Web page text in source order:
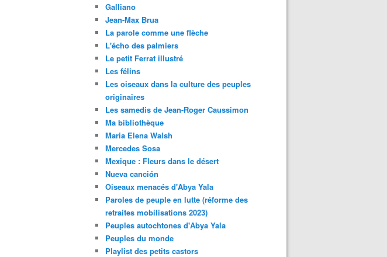
Galliano
Jean-Max Brua
La parole comme une flèche
L'écho des palmiers
Le petit Ferrat illustré
Les félins
Les oiseaux dans la culture des peuples
originaires
Les samedis de Jean-Roger Caussimon
Ma bibliothèque
Maria Elena Walsh
Mercedes Sosa
Mexique : Fleurs dans le désert
Nueva canción
Oiseaux menacés d'Abya Yala
Paroles de peuple en lutte (réforme des
retraites mobilisations 2023)
Peuples autochtones d'Abya Yala
Peuples du monde
Playlist des petits castors